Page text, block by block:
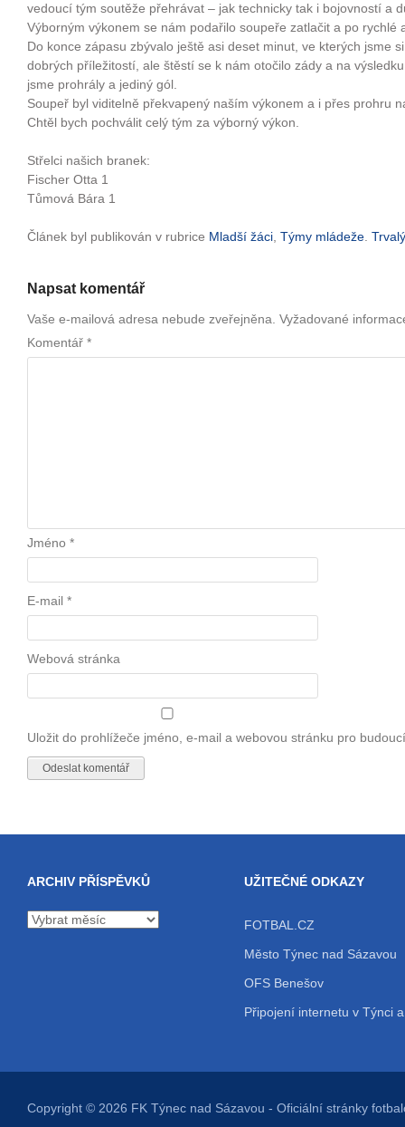
vedoucí tým soutěže přehrávat – jak technicky tak i bojovností a
Výborným výkonem se nám podařilo soupeře zatlačit a po rychlé
Do konce zápasu zbývalo ještě asi deset minut, ve kterých jsme
dobrých příležitostí, ale štěstí se k nám otočilo zády a na
jsme prohrály a jediný gól.
Soupeř byl viditelně překvapený naším výkonem a i přes prohru
Chtěl bych pochválit celý tým za výborný výkon.
Střelci našich branek:
Fischer Otta 1
Tůmová Bára 1
Článek byl publikován v rubrice Mladší žáci Týmy mládeže
Napsat komentář
Vaše e-mailová adresa nebude zveřejněna. Vyžadované
Komentář *
Jméno *
E-mail *
Webová stránka
Uložit do prohlížeče jméno, e-mail a webovou stránku pro
ARCHIV PŘÍSPĚVKŮ
Archiv
UŽITEČNÉ ODKAZY
FOTBAL.CZ
Město Týnec nad Sázavou
OFS Benešov
Připojení internetu v Týnci
Copyright © 2026 FK Týnec nad Sázavou - Oficiální stránky